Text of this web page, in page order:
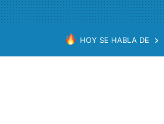
HOY SE HABLA DE